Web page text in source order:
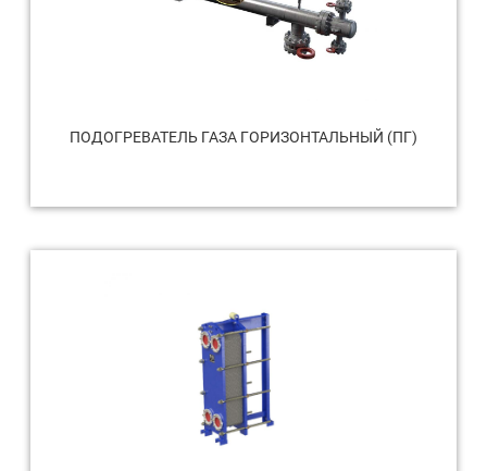
ПОДОГРЕВАТЕЛЬ ГАЗА ГОРИЗОНТАЛЬНЫЙ (ПГ)